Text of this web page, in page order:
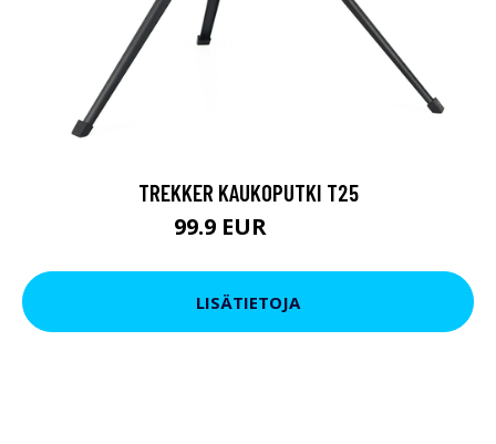
TREKKER KAUKOPUTKI T25
99.9 EUR
LISÄTIETOJA